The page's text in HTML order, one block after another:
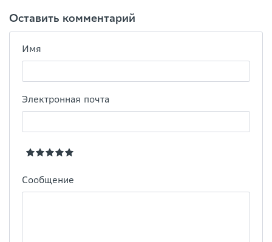
Оставить комментарий
Имя
Электронная почта
Сообщение